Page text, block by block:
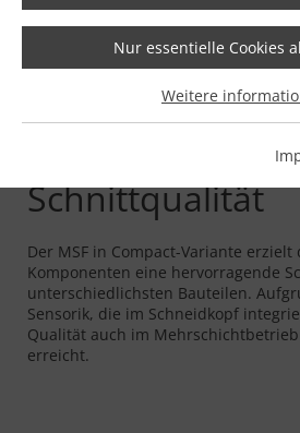
Schnittqualität
Der MSF in Compact-Variante erzielt
Komponenten eine hervorragende
unterschiedlichsten Bauteilen.
Sensorik, die im Schneidkopf
Qualität auch im
erreicht.
Nur essentielle Cookies
Weitere